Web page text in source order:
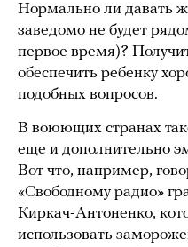
Нормально ли давать
заведомо не будет
первое время)?
обеспечить ребенку
подобных вопросов.
В воюющих странах
еще и дополнительно
Вот что, например,
«Свободному радио»
Киркач-Антоненко,
использовать